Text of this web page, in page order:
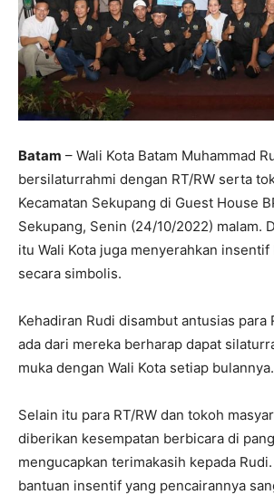
Batam – Wali Kota Batam Muhammad
bersilaturrahmi dengan RT/RW serta
Kecamatan Sekupang di Guest House
Sekupang, Senin (24/10/2022) malam.
itu Wali Kota juga menyerahkan insentif
secara simbolis.
Kehadiran Rudi disambut antusias para
ada dari mereka berharap dapat
muka dengan Wali Kota setiap bulannya.
Selain itu para RT/RW dan tokoh
diberikan kesempatan berbicara di
mengucapkan terimakasih kepada
bantuan insentif yang pencairannya